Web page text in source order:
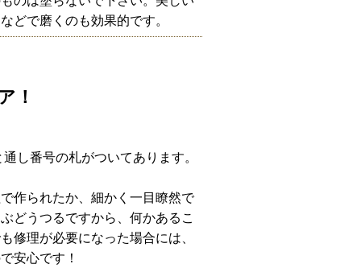
どで磨くのも効果的です。
！
し番号の札がついてあります。
作られたか、細かく一目瞭然で
どうつるですから、何かあるこ
修理が必要になった場合には、
安心です！